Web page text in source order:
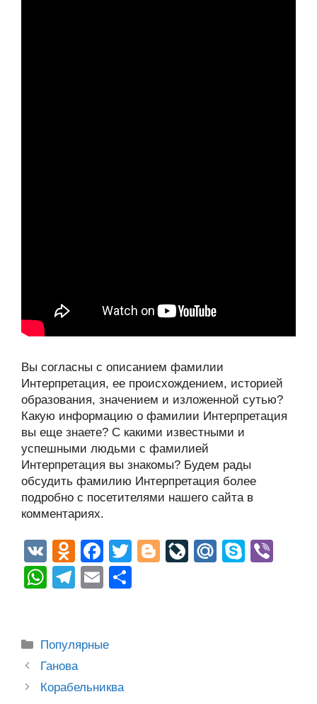
Вы согласны с описанием фамилии
Интерпретация, ее происхождением, историей
образования, значением и изложенной сутью?
Какую информацию о фамилии Интерпретация
вы еще знаете? С какими известными и
успешными людьми с фамилией
Интерпретация вы знакомы? Будем рады
обсудить фамилию Интерпретация более
подробно с посетителями нашего сайта в
комментариях.
V
K
O
d
n
kl
a
ss
F
a
c
b
o
T
Bl
Li
M
S
W
s
A
p
T
gr
a
m
E
Рубрики
Популярные
Post
navigation
Ганова
Корабельниква